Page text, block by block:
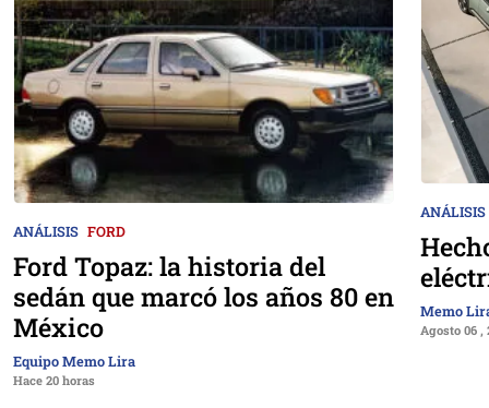
ANÁLISIS FORD
Ford Topaz: la historia del
sedán que marcó los años 80 en
México
Equipo Memo Lira
Hace 20 horas
ANÁLISIS
Memo
Agosto 06 ,